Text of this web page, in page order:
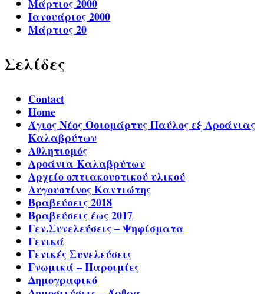
Μάρτιος 2000
Ιανουάριος 2000
Μάρτιος 20
Σελίδες
Contact
Home
Άγιος Νέος Οσιομάρτυς Παύλος εξ Αροάνιας
Καλαβρύτων
Αθλητισμός
Αροάνια Καλαβρύτων
Αρχείο οπτιακουστικού υλικού
Αυγουστίνος Καντιώτης
Βραβεύσεις 2018
Βραβεύσεις έως 2017
Γεν.Συνελεύσεις – Ψηφίσματα
Γενικά
Γενικές Συνελεύσεις
Γνωμικά – Παροιμίες
Δημογραφικό